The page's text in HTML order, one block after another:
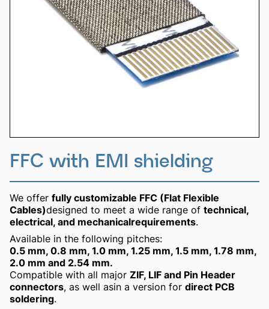
FFC with EMI shielding
We offer fully customizable FFC (Flat Flexible
Cables)designed to meet a wide range of technical,
electrical, and mechanicalrequirements.
Available in the following pitches:
0.5 mm, 0.8 mm, 1.0 mm, 1.25 mm, 1.5 mm, 1.78 mm,
2.0 mm and 2.54 mm.
Compatible with all major ZIF, LIF and Pin Header
connectors, as well asin a version for direct PCB
soldering.